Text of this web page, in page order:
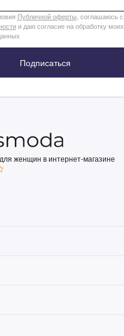
Публичной оферты , соглашаюсь с
и даю согласие на обработку моих
Подписаться
для женщин в интернет-магазине